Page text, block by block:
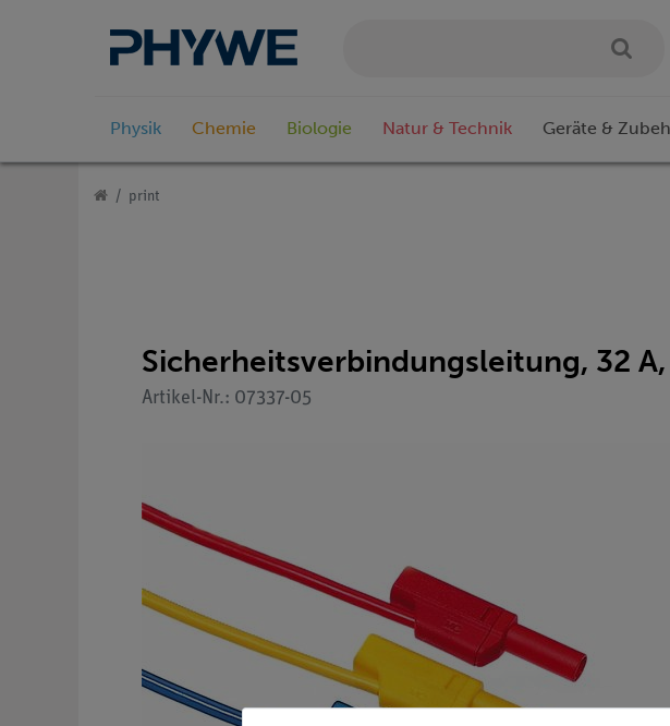
Physik Chemie Biologie Natur & Technik Geräte &
print
Sicherheitsverbindungsleitung, 32
Artikel-Nr.: 07337-05